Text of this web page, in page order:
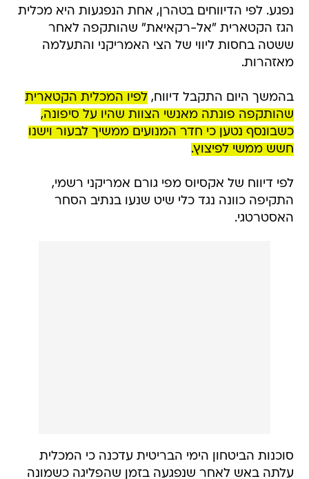
נפגע. לפי הדיווחים בטהרן, אחת הנפגעות היא מכלית
הגז הקטארית "אל-רקאיאת" שהותקפה לאחר
ששטה בחסות ליווי של הצי האמריקני והתעלמה
מאזהרות.
בהמשך היום התקבל דיווח,לפיו המכלית הקטארית
שהותקפה פונתה מאנשי הצוות שהיו על סיפונה,
כשבונסף נטען כי חדר המנועים ממשיך לבעור וישנו
חשש ממשי לפיצוץ.
לפי דיווח של אקסיוס מפי גורם אמריקני רשמי,
התקיפה כוונה נגד כלי שיט שנעו בנתיב הסחר
האסטרטגי.
סוכנות הביטחון הימי הבריטית עדכנה כי המכלית
עלתה באש לאחר שנפגעה בזמן שהפליגה כשמונה